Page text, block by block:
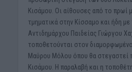
Κισάμου. Οι αίθουσες από το πρωί
τμηματικά στην Κίσσαμο και ήδη
Αντιδημάρχου Παιδείας Γιώργου
τοποθετούνται στον
Μαύρου Μόλου όπου θα στεγαστεί
Κισάμου. Η παραλαβή και η